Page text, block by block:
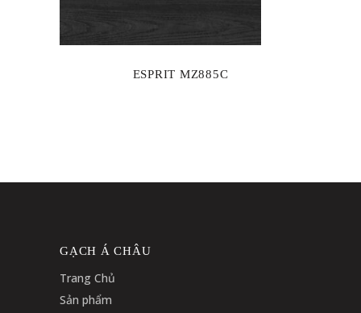
ESPRIT MZ885C
GẠCH Á CHÂU
Trang Chủ
Sản phẩm